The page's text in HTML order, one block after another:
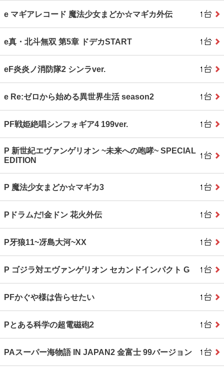
e マギアレコード 魔法少女まどか☆マギカ外伝
e真・北斗無双 第5章 ドデカSTART
eF炎炎ノ消防隊2 シンラver.
e Re:ゼロから始める異世界生活 season2
PF戦姫絶唱シンフォギア4 199ver.
P 新世紀エヴァンゲリオン ~未来への咆哮~ SPECIAL
EDITION
P 魔法少女まどか☆マギカ3
Pドラムだ!金ドン 花火外伝
P牙狼11~冴島大河~XX
P ゴジラ対エヴァンゲリオン セカンドインパクト G
PFかぐや様は告らせたい
Pとある科学の超電磁砲2
PAスーパー海物語 IN JAPAN2 金富士 99バージョン